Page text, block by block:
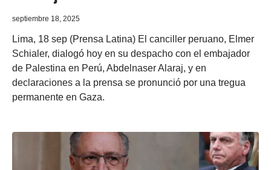
septiembre 18, 2025
Lima, 18 sep (Prensa Latina) El canciller peruano, Elmer
Schialer, dialogó hoy en su despacho con el embajador
de Palestina en Perú, Abdelnaser Alaraj, y en
declaraciones a la prensa se pronunció por una tregua
permanente en Gaza.